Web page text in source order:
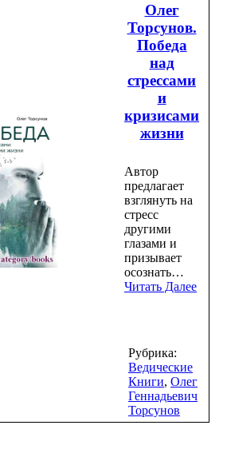
Олег
Торсунов.
Победа
над
стрессами
и
кризисами
жизни
Автор
предлагает
взглянуть на
стресс
другими
глазами и
призывает
осознать…
Читать Далее
Рубрика:
Ведические
Книги, Олег
Геннадьевич
Торсунов